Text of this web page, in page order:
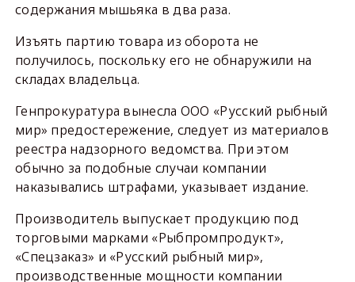
содержания мышьяка в два раза.
Изъять партию товара из оборота не
получилось, поскольку его не обнаружили на
складах владельца.
Генпрокуратура вынесла ООО «Русский рыбный
мир» предостережение, следует из материалов
реестра надзорного ведомства. При этом
обычно за подобные случаи компании
наказывались штрафами, указывает издание.
Производитель выпускает продукцию под
торговыми марками «Рыбпромпродукт»,
«Спецзаказ» и «Русский рыбный мир»,
производственные мощности компании